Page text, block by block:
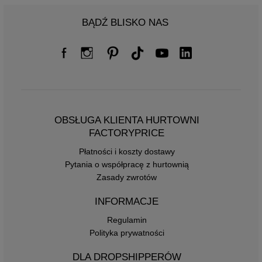
BĄDŹ BLISKO NAS
OBSŁUGA KLIENTA HURTOWNI
FACTORYPRICE
Płatności i koszty dostawy
Pytania o współpracę z hurtownią
Zasady zwrotów
INFORMACJE
Regulamin
Polityka prywatności
DLA DROPSHIPPERÓW